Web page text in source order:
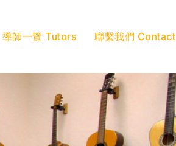
導師一覽 Tutors 聯繫我們 Contact